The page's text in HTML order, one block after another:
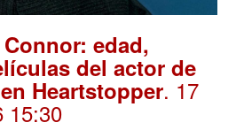
edad,
del actor de
Heartstopper. 17
15:30